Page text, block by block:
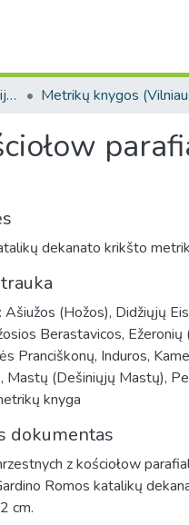
Vilniaus arkivyskupijos kurijos fondas. F318
dekanato krikšto
Ašiužos (Hožos), Didžiųjų
Berastavicos, Ežeronių
Pranciškonų, Induros,
Mastų (Dešiniųjų Mastų),
knyga
dokumentas
z kościołow
Romos katalikų
cm.